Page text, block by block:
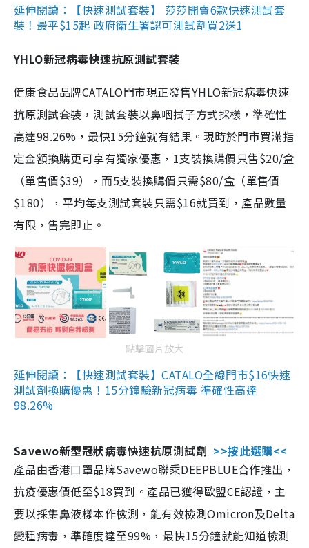
延伸閱讀：【快速測試套裝】 莎莎開賣6款快速測試套
裝！最平$15起 政府衛生署認可測試劑買2送1
YHLO新冠病毒快速抗原測試套裝
健康食品品牌CATALO門市現正發售YHLO新冠病毒快速
抗原測試套裝，測試套裝以鼻咽拭子方式採樣，準確性
高達98.26%，最快15分鐘就有結果。現時於門市買滿指
定金額換購更可享有獨家優惠，1支裝換購價只售$20/盒
（單售價$39），而5支裝換購價只需$80/盒（單售價
$180），平均每支測試套裝只需$16就買到，產品數量
有限，售完即止。
點擊圖片放大
延伸閱讀：【快速測試套裝】CATALO全線門市$16快速
測試劑換購優惠！15分鐘驗新冠病毒 準確性高達
98.26%
Savewo新型冠狀病毒快速抗原測試劑 >>按此選購<<
產品由香港口罩品牌Savewo聯乘DEEPBLUE合作推出，
抗疫優惠價低至$18買到。產品已獲得歐盟CE認證，主
要以採集鼻液樣本作檢測，能有效檢測Omicron及Delta
變種病毒，準確度達至99%，最快15分鐘就能知道檢測